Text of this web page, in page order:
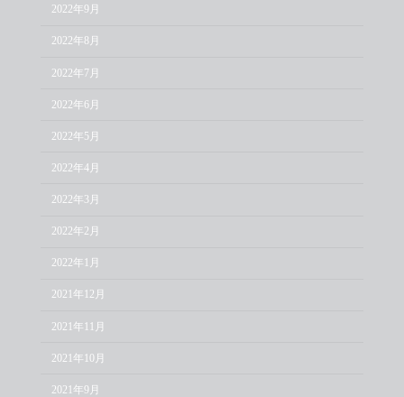
2022年9月
2022年8月
2022年7月
2022年6月
2022年5月
2022年4月
2022年3月
2022年2月
2022年1月
2021年12月
2021年11月
2021年10月
2021年9月